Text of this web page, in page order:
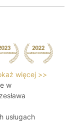
więcej >>
w
usługach